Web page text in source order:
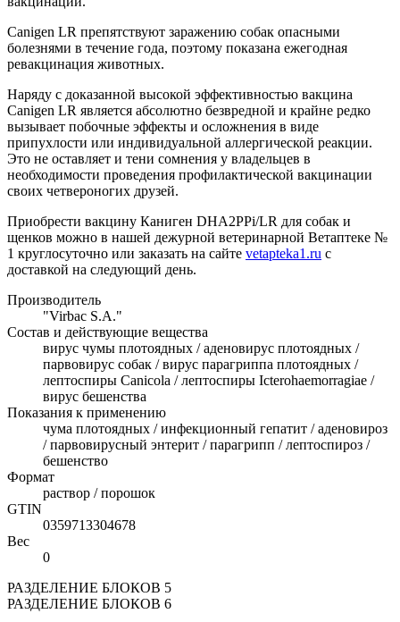
Canigen LR препятствуют заражению собак опасными
болезнями в течение года, поэтому показана ежегодная
ревакцинация животных.
Наряду с доказанной высокой эффективностью вакцина
Canigen LR является абсолютно безвредной и крайне редко
вызывает побочные эффекты и осложнения в виде
припухлости или индивидуальной аллергической реакции.
Это не оставляет и тени сомнения у владельцев в
необходимости проведения профилактической вакцинации
своих четвероногих друзей.
Приобрести вакцину Каниген DHA2PPi/LR для собак и
щенков можно в нашей дежурной ветеринарной Ветаптеке №
1 круглосуточно или заказать на сайте vetapteka1.ru с
доставкой на следующий день.
Производитель
"Virbac S.A."
Состав и действующие вещества
вирус чумы плотоядных / аденовирус плотоядных /
парвовирус собак / вирус парагриппа плотоядных /
лептоспиры Canicola / лептоспиры Icterohaemorragiae /
вирус бешенства
Показания к применению
чума плотоядных / инфекционный гепатит / аденовироз
/ парвовирусный энтерит / парагрипп / лептоспироз /
бешенство
Формат
раствор / порошок
GTIN
0359713304678
Вес
0
РАЗДЕЛЕНИЕ БЛОКОВ 5
РАЗДЕЛЕНИЕ БЛОКОВ 6